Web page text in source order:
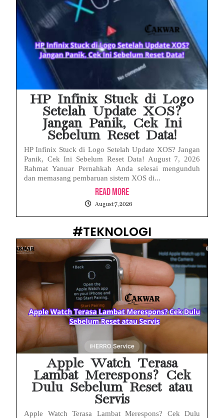
HP Infinix Stuck di Logo
Setelah Update XOS?
Jangan Panik, Cek Ini
Sebelum Reset Data!
HP Infinix Stuck di Logo Setelah Update XOS? Jangan
Panik, Cek Ini Sebelum Reset Data! August 7, 2026
Rahmat Yanuar Pernahkah Anda selesai mengunduh
dan memasang pembaruan sistem XOS di...
Read More
August 7, 2026
#TEKNOLOGI
Apple Watch Terasa
Lambat Merespons? Cek
Dulu Sebelum Reset atau
Servis
Apple Watch Terasa Lambat Merespons? Cek Dulu